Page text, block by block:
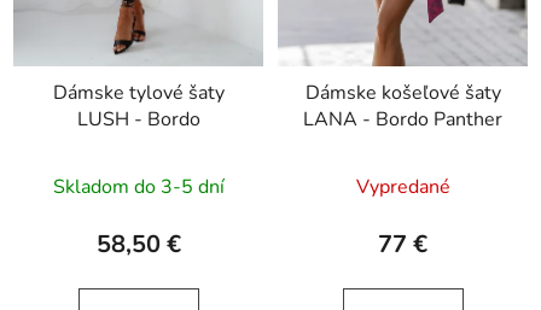
Dámske tylové šaty
LUSH - Bordo
Skladom do 3-5 dní
58,50 €
Dámske košeľové šaty
LANA - Bordo Panther
Vypredané
77 €